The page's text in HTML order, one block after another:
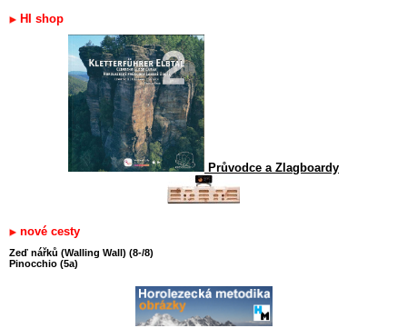
HI shop
Průvodce a Zlagboardy
nové cesty
Zeď nářků (Walling Wall) (8-/8)
Pinocchio (5a)